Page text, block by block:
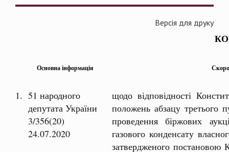
Версія для друку
Основна інформація
1. 51 народного
депутата України
3/356(20)
24.07.2020
щодо відповідності
положень абзацу третього
проведення біржових
газового конденсату
затвердженого постановою